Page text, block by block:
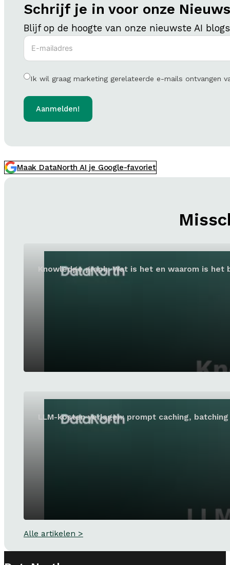
Schrijf je in voor onze
Blijf op de hoogte van onze nieuwste AI
Ik wil graag marketing gerelateerde e-mails ontvangen
Aanmelden!
Maak DataNorth AI je Google-favoriet
Knowledge graph: Wat is het en waarom is het
LLM-kosten verlagen: prompt caching,
Alle artikelen >